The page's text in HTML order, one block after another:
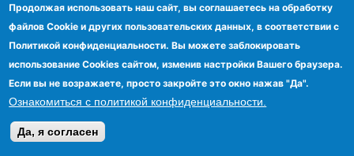
Продолжая использовать наш сайт, вы соглашаетесь на обработку
файлов Сookie и других пользовательских данных, в соответствии с
Политикой конфиденциальности. Вы можете заблокировать
использование Cookies сайтом, изменив настройки Вашего браузера.
Если вы не возражаете, просто закройте это окно нажав "Да".
Ознакомиться с политикой конфиденциальности.
Да, я согласен